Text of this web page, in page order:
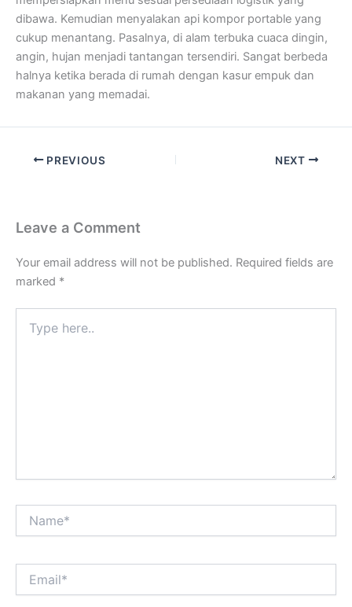
dibawa. Kemudian menyalakan api kompor portable yang
cukup menantang. Pasalnya, di alam terbuka cuaca dingin,
angin, hujan menjadi tantangan tersendiri. Sangat berbeda
halnya ketika berada di rumah dengan kasur empuk dan
makanan yang memadai.
PREVIOUS NEXT
Leave a Comment
Your email address will not be published. Required fields are
marked *
here..